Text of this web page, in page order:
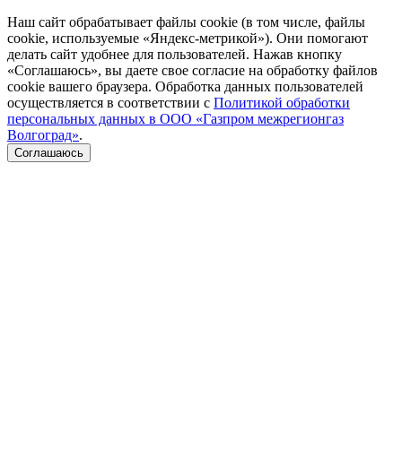
Наш сайт обрабатывает файлы cookie (в том числе, файлы
cookie, используемые «Яндекс-метрикой»). Они помогают
делать сайт удобнее для пользователей. Нажав кнопку
«Соглашаюсь», вы даете свое согласие на обработку файлов
cookie вашего браузера. Обработка данных пользователей
осуществляется в соответствии с Политикой обработки
персональных данных в ООО «Газпром межрегионгаз
Волгоград».
Соглашаюсь